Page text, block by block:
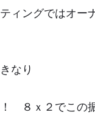
ィングではオー
なり
８ｘ２でこの